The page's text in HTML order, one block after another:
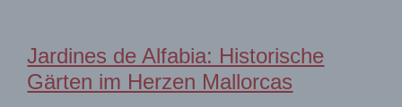
Pedra
Longa
Jardines de Alfabia: Historische
Gärten im Herzen Mallorcas